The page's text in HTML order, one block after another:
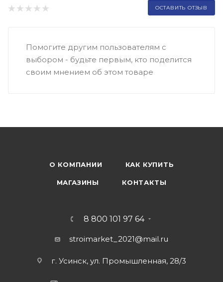
ОСТАВИТЬ ОТЗЫВ
Помогите другим пользователям с
выбором - будьте первым, кто поделится
своим мнением об этом товаре
О КОМПАНИИ КАК КУПИТЬ
МАГАЗИНЫ КОНТАКТЫ
8 800 101 97 64
stroimarket_2021@mail.ru
г. Усинск, ул. Промышленная, 28/3